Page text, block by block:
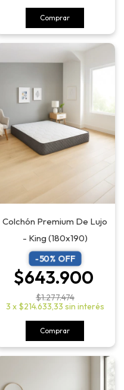
Comprar
Colchón Premium De Lujo
- King (180x190)
-50% OFF
$643.900
$1.277.474
3 x $214.633,33 sin interés
Comprar